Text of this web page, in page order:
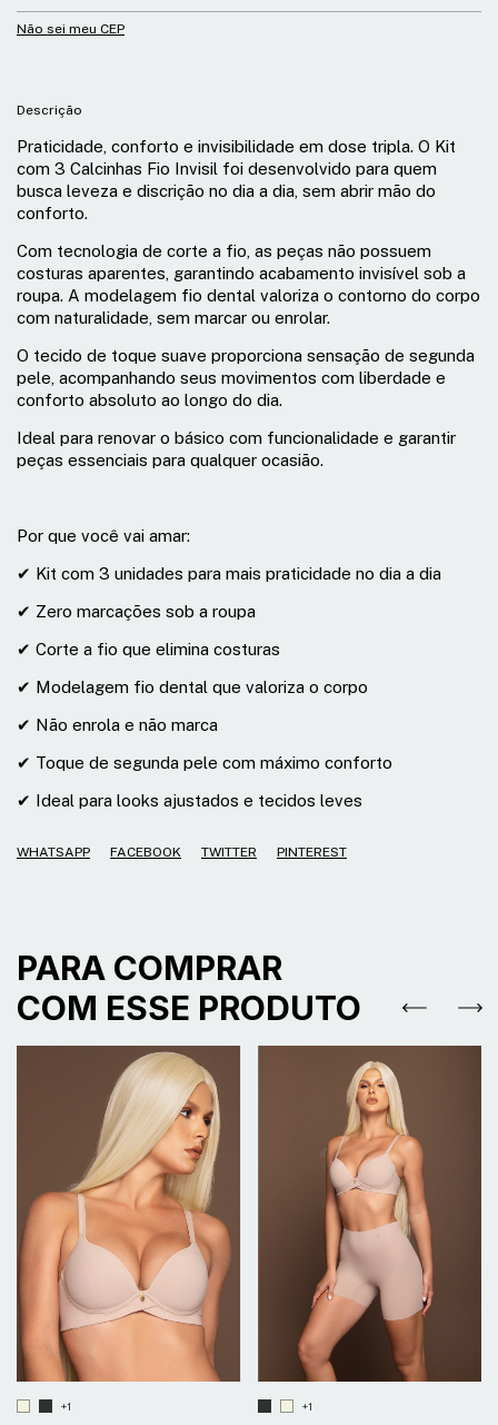
Não sei meu CEP
Descrição
Praticidade, conforto e invisibilidade em dose tripla. O Kit
com 3 Calcinhas Fio Invisil foi desenvolvido para quem
busca leveza e discrição no dia a dia, sem abrir mão do
conforto.
Com tecnologia de corte a fio, as peças não possuem
costuras aparentes, garantindo acabamento invisível sob a
roupa. A modelagem fio dental valoriza o contorno do corpo
com naturalidade, sem marcar ou enrolar.
O tecido de toque suave proporciona sensação de segunda
pele, acompanhando seus movimentos com liberdade e
conforto absoluto ao longo do dia.
Ideal para renovar o básico com funcionalidade e garantir
peças essenciais para qualquer ocasião.
Por que você vai amar:
✔ Kit com 3 unidades para mais praticidade no dia a dia
✔ Zero marcações sob a roupa
✔ Corte a fio que elimina costuras
✔ Modelagem fio dental que valoriza o corpo
✔ Não enrola e não marca
✔ Toque de segunda pele com máximo conforto
✔ Ideal para looks ajustados e tecidos leves
WHATSAPP FACEBOOK TWITTER PINTEREST
PARA COMPRAR
COM ESSE PRODUTO
+1 +1